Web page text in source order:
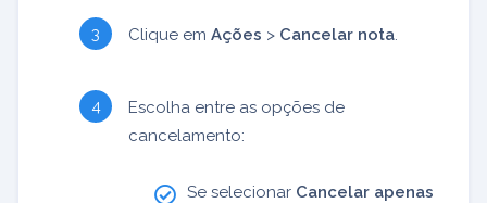
Clique em Ações > Cancelar nota
Escolha entre as opções de
cancelamento:
Se selecionar Cancelar apenas